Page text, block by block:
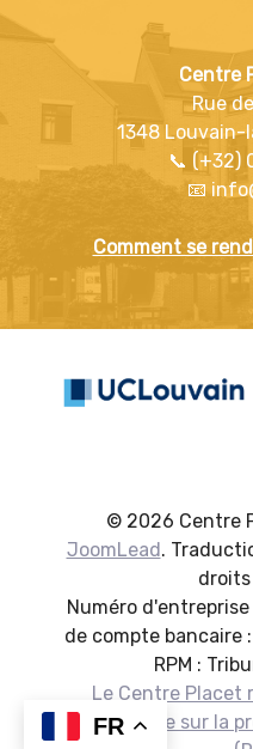
Centre
Rue
1348 Louvain-
📞 (+32)
📧
Comment se
FR
© 2026 Centre
JoomLead.
droits
Numéro d'entreprise
de compte bancaire
RPM :
Le Centre Placet
européenne sur la